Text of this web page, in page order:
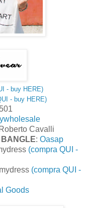
- buy HERE)
- buy HERE)
oberto Cavalli
: Oasap
(compra QUI -
(compra QUI -
Goods